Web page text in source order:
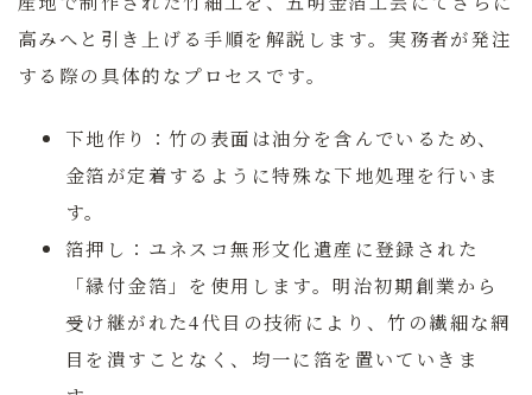
高みへと引き上げる手順を解説します。実務者が発注
する際の具体的なプロセスです。
下地作り： 竹の表面は油分を含んでいるため、
金箔が定着するように特殊な下地処理を行いま
す。
箔押し： ユネスコ無形文化遺産に登録された
「縁付金箔」を使用します。明治初期創業から
受け継がれた4代目の技術により、竹の繊細な網
目を潰すことなく、均一に箔を置いていきま